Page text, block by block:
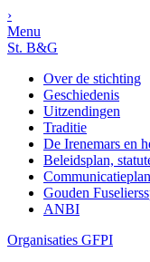
›
Menu
St. B&G
Over de stichting
Geschiedenis
Uitzendingen
Traditie
De Irenemars en
Beleidsplan,
Communicatieplan
Gouden
ANBI
Organisaties GFPI